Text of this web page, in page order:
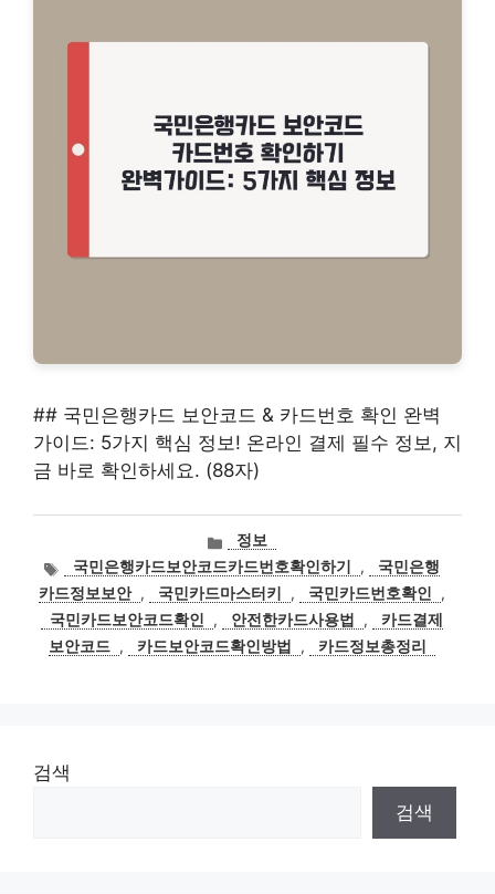
## 국민은행카드 보안코드 & 카드번호 확인 완벽
가이드: 5가지 핵심 정보! 온라인 결제 필수 정보, 지
금 바로 확인하세요. (88자)
카
테
고
리
정보
태
그
국민은행카드보안코드카드번호확인하기 ,
국민은행
카드정보보안 , 국민카드마스터키 , 국민카드번호확인
,
국민카드보안코드확인
, 안전한카드사용법 ,
카드결제
보안코드 , 카드보안코드확인방법 , 카드정보총정리
검색
검색